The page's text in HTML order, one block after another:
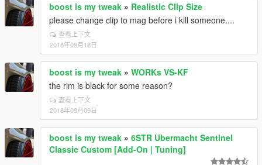
boost is my tweak » Realistic Clip Size
please change clip to mag before i kill someone....
查看上下文
2018年09月18日
boost is my tweak » WORKs VS-KF
the rim is black for some reason?
查看上下文
2018年09月09日
boost is my tweak » 6STR Ubermacht Sentinel
Classic Custom [Add-On | Tuning]